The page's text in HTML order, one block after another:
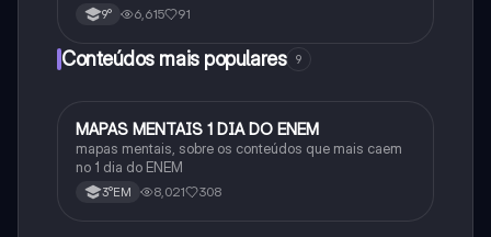
9° 6,615 91
Conteúdos mais populares 9
Português
MAPAS MENTAIS 1 DIA DO ENEM
mapas mentais, sobre os conteúdos que mais caem
no 1 dia do ENEM
3°EM 8,021 308